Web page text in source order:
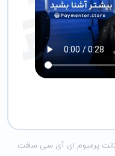
پرمیوم ای آی سی سافت